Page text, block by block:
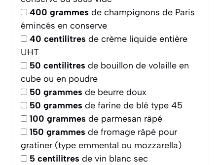
400 grammes de champignons de Paris
émincés en conserve
40 centilitres de crème liquide entière
UHT
50 centilitres de bouillon de volaille en
cube ou en poudre
50 grammes de beurre doux
50 grammes de farine de blé type 45
100 grammes de parmesan râpé
150 grammes de fromage râpé pour
gratiner (type emmental ou mozzarella)
5 centilitres de vin blanc sec